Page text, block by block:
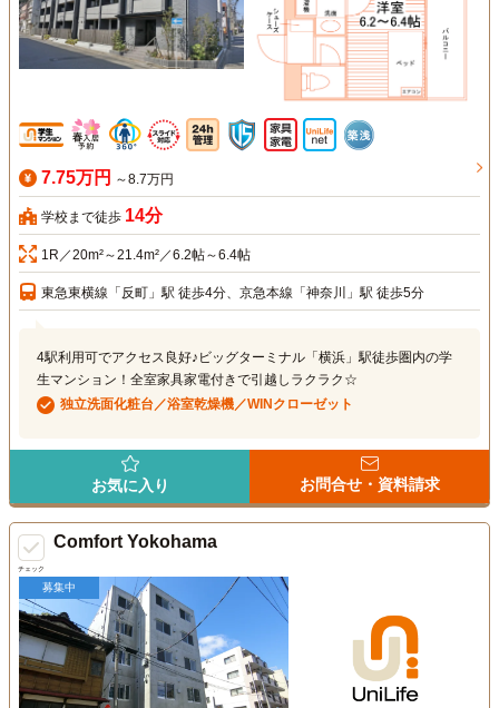
7.75万円 ～8.7万円
学校まで徒歩 14分
1R／20m²～21.4m²／6.2帖～6.4帖
東急東横線「反町」駅 徒歩4分、京急本線「神奈川」駅 徒歩5分
4駅利用可でアクセス良好♪ビッグターミナル「横浜」駅徒歩圏内の学
生マンション！全室家具家電付きで引越しラクラク☆
独立洗面化粧台／浴室乾燥機／WINクローゼット
お気に入り お問合せ・資料請求
チェック
Comfort Yokohama
募集中